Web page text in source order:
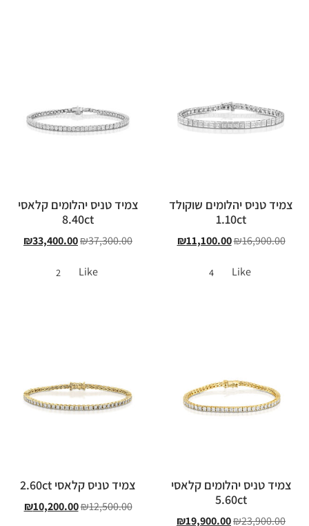
צמיד טניס יהלומים שוקולד
1.10ct
₪16,900.00
₪11,100.00
Like
4
צמיד טניס יהלומים קלאסי
8.40ct
₪37,300.00
₪33,400.00
Like
2
צמיד טניס יהלומים קלאסי
5.60ct
₪23,900.00
₪19,900.00
צמיד טניס קלאסי 2.60ct
₪12,500.00
₪10,200.00